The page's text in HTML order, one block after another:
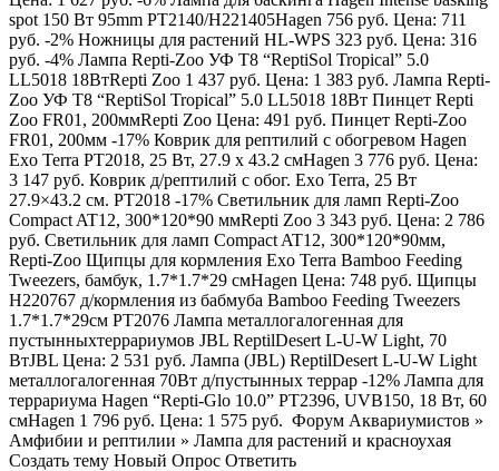
spot 150 Вт 95mm PT2140/H221405Hagen 756 руб. Цена: 711
руб. -2% Ножницы для растений HL-WPS 323 руб. Цена: 316
руб. -4% Лампа Repti-Zoo УФ T8 “ReptiSol Tropical” 5.0
LL5018 18ВтRepti Zoo 1 437 руб. Цена: 1 383 руб. Лампа Repti-
Zoo УФ T8 “ReptiSol Tropical” 5.0 LL5018 18Вт Пинцет Repti
Zoo FR01, 200ммRepti Zoo Цена: 491 руб. Пинцет Repti-Zoo
FR01, 200мм -17% Коврик для рептилий с обогревом Hagen
Exo Terra PT2018, 25 Вт, 27.9 x 43.2 смHagen 3 776 руб. Цена:
3 147 руб. Коврик д/рептилий с обог. Exo Terra, 25 Вт
27.9×43.2 см. PT2018 -17% Светильник для ламп Repti-Zoo
Compact AT12, 300*120*90 ммRepti Zoo 3 343 руб. Цена: 2 786
руб. Светильник для ламп Compact AT12, 300*120*90мм,
Repti-Zoo Щипцы для кормления Exo Terra Bamboo Feeding
Tweezers, бамбук, 1.7*1.7*29 смHagen Цена: 748 руб. Щипцы
H220767 д/кормления из бабмуба Bamboo Feeding Tweezers
1.7*1.7*29см РТ2076 Лампа металлогалогенная для
пустынныхтеррариумов JBL ReptilDesert L-U-W Light, 70
ВтJBL Цена: 2 531 руб. Лампа (JBL) ReptilDesert L-U-W Light
металлогалогенная 70Вт д/пустынных террар -12% Лампа для
террариума Hagen “Repti-Glo 10.0” PT2396, UVB150, 18 Вт, 60
смHagen 1 796 руб. Цена: 1 575 руб. Форум Аквариумистов »
Амфибии и рептилии » Лампа для растений и красноухая
Создать тему Новый Опрос Ответить